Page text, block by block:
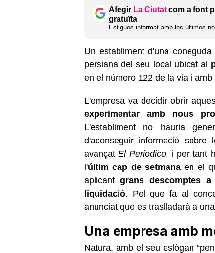
Afegir La Ciutat com a font
gratuïta
Estigues informat amb les últimes
Un establiment d'una
persiana del seu local ubicat al
en el número 122 de la via i
L'empresa va decidir obrir
experimentar amb nous
L'establiment no hauria
d'aconseguir informació
avançatEl Periodico, i per tant
l'últim cap de setmana en el
aplicant grans descomptes
liquidació. Pel que fa al
anunciat que es traslladarà a
Una empresa amb
Natura, amb el seu eslògan